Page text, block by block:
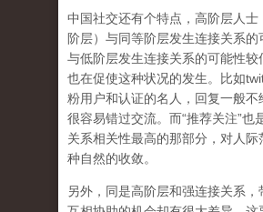
中国社交还有个特点，高阶层人士
阶层）与同等阶层发生连接关系的
与低阶层发生连接关系的可能性较
也在促使这种状况的发生。比如
粉用户和认证的名人，回复一般不
很容易错过交流。而“推荐关注”也
关系相关性最高的那部分，对人际
种自然的收敛。
另外，同是高阶层和强连接关系，